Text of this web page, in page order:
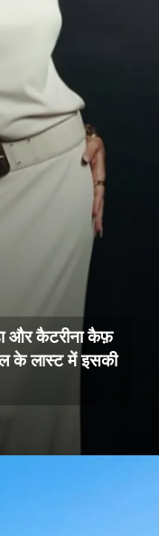
और कैटरीना कैफ़
के लास्ट में इसकी